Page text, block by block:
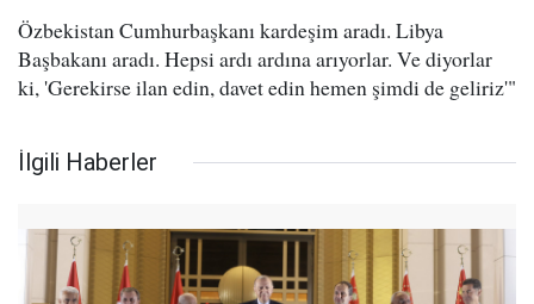
Özbekistan Cumhurbaşkanı kardeşim aradı. Libya
Başbakanı aradı. Hepsi ardı ardına arıyorlar. Ve diyorlar
ki, 'Gerekirse ilan edin, davet edin hemen şimdi de geliriz'"
İlgili Haberler